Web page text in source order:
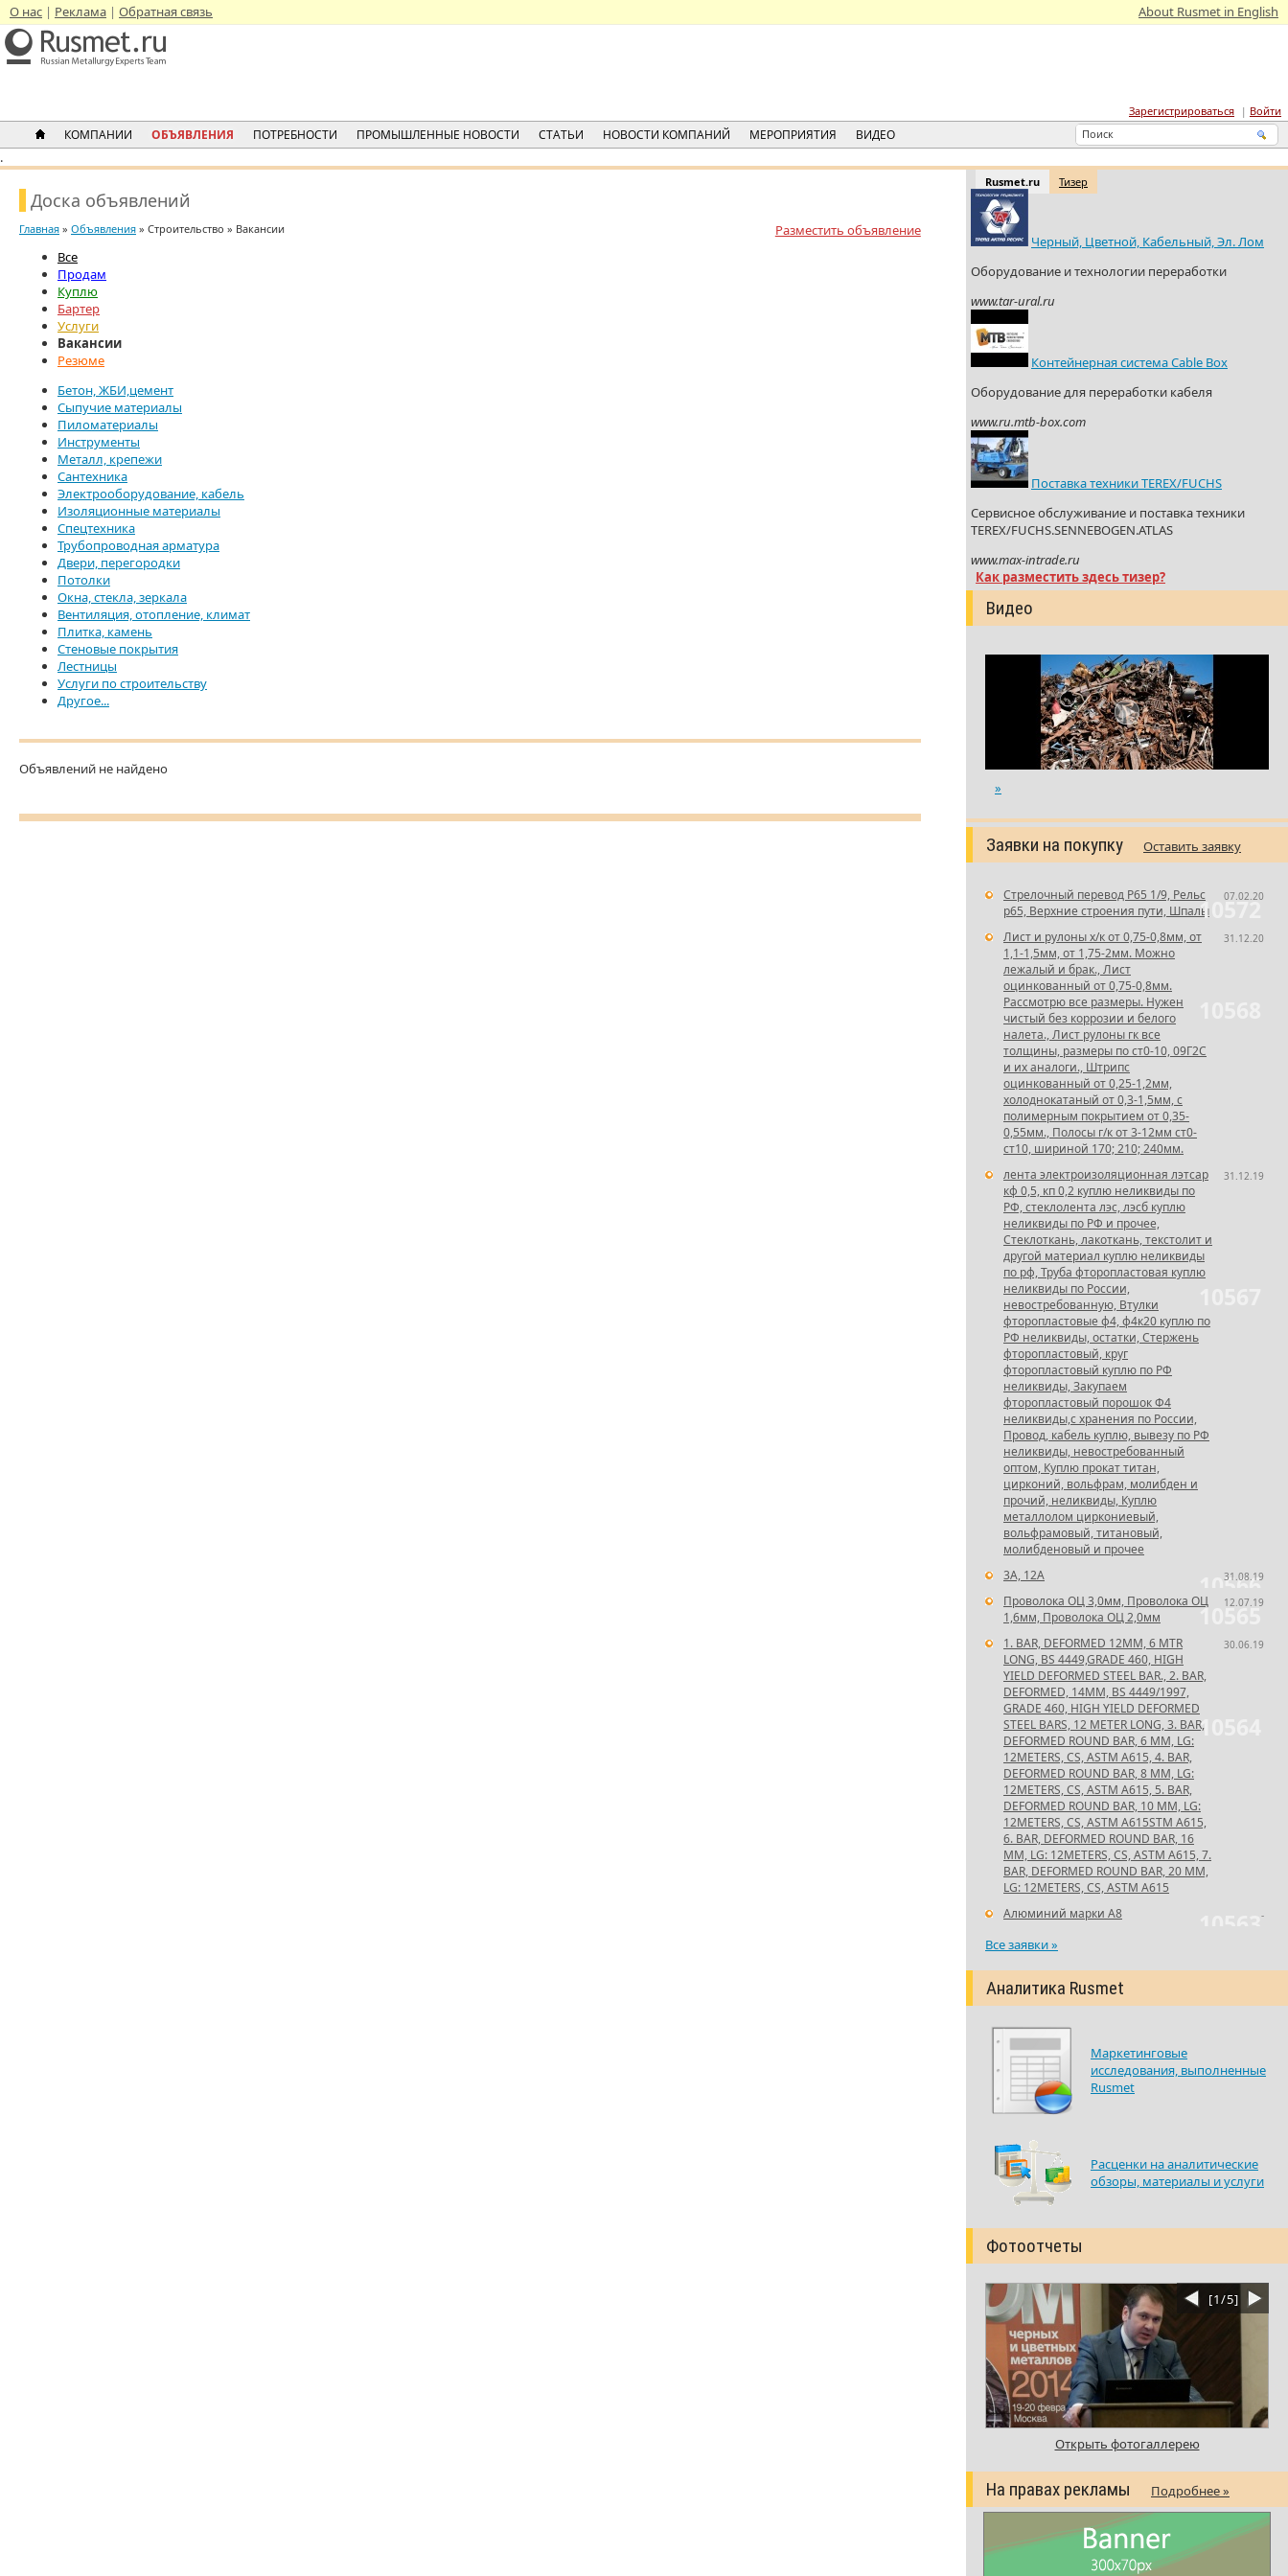
О нас Реклама Обратная связь About Rusmet in English
Зарегистрироваться Войти
КОМПАНИИ ОБЪЯВЛЕНИЯ ПОТРЕБНОСТИ ПРОМЫШЛЕННЫЕ НОВОСТИ СТАТЬИ НОВОСТИ КОМПАНИЙ МЕРОПРИЯТИЯ ВИДЕО
.
Rusmet.ru Тизер
Черный, Цветной, Кабельный, Эл. Лом
Оборудование и технологии переработки
www.tar-ural.ru
Контейнерная система Cable Box
Оборудование для переработки кабеля
www.ru.mtb-box.com
Поставка техники TEREX/FUCHS
Сервисное обслуживание и поставка техники
TEREX/FUCHS.SENNEBOGEN.ATLAS
www.max-intrade.ru
Как разместить здесь тизер?
Видео
»
Заявки на покупку Оставить заявку
10572
07.02.20
Стрелочный перевод Р65 1/9, Рельс
р65, Верхние строения пути, Шпалы
31.12.20
Лист и рулоны х/к от 0,75-0,8мм, от
1,1-1,5мм, от 1,75-2мм. Можно
лежалый и брак., Лист
оцинкованный от 0,75-0,8мм.
Рассмотрю все размеры. Нужен
чистый без коррозии и белого
налета., Лист рулоны гк все
толщины, размеры по ст0-10, 09Г2С
и их аналоги., Штрипс
оцинкованный от 0,25-1,2мм,
холоднокатаный от 0,3-1,5мм, с
полимерным покрытием от 0,35-
0,55мм., Полосы г/к от 3-12мм ст0-
ст10, шириной 170; 210; 240мм.
31.12.19
лента электроизоляционная лэтсар
кф 0,5, кп 0,2 куплю неликвиды по
РФ, стеклолента лэс, лэсб куплю
неликвиды по РФ и прочее,
Стеклоткань, лакоткань, текстолит и
другой материал куплю неликвиды
по рф, Труба фторопластовая куплю
неликвиды по России,
невостребованную, Втулки
фторопластовые ф4, ф4к20 куплю по
РФ неликвиды, остатки, Стержень
фторопластовый, круг
фторопластовый куплю по РФ
неликвиды, Закупаем
фторопластовый порошок Ф4
неликвиды,с хранения по России,
Провод, кабель куплю, вывезу по РФ
неликвиды, невостребованный
оптом, Куплю прокат титан,
цирконий, вольфрам, молибден и
прочий, неликвиды, Куплю
металлолом циркониевый,
вольфрамовый, титановый,
молибденовый и прочее
10566
31.08.19
3А, 12А
10565
12.07.19
Проволока ОЦ 3,0мм, Проволока ОЦ
1,6мм, Проволока ОЦ 2,0мм
10564
30.06.19
1. BAR, DEFORMED 12MM, 6 MTR
LONG, BS 4449,GRADE 460, HIGH
YIELD DEFORMED STEEL BAR., 2. BAR,
DEFORMED, 14MM, BS 4449/1997,
GRADE 460, HIGH YIELD DEFORMED
STEEL BARS, 12 METER LONG, 3. BAR,
DEFORMED ROUND BAR, 6 MM, LG:
12METERS, CS, ASTM A615, 4. BAR,
DEFORMED ROUND BAR, 8 MM, LG:
12METERS, CS, ASTM A615, 5. BAR,
DEFORMED ROUND BAR, 10 MM, LG:
12METERS, CS, ASTM A615STM A615,
6. BAR, DEFORMED ROUND BAR, 16
MM, LG: 12METERS, CS, ASTM A615, 7.
BAR, DEFORMED ROUND BAR, 20 MM,
LG: 12METERS, CS, ASTM A615
-
Алюминий марки А8
Все заявки »
Аналитика Rusmet
Маркетинговые
исследования, выполненные
Rusmet
Расценки на аналитические
обзоры, материалы и услуги
Фотоотчеты
Открыть фотогаллерею
[1/5]
На правах рекламы Подробнее »
Доска объявлений
Разместить объявление
Главная » Объявления » Строительство » Вакансии
Все
Продам
Куплю
Бартер
Услуги
Вакансии
Резюме
Бетон, ЖБИ,цемент
Сыпучие материалы
Пиломатериалы
Инструменты
Металл, крепежи
Сантехника
Электрооборудование, кабель
Изоляционные материалы
Спецтехника
Трубопроводная арматура
Двери, перегородки
Потолки
Окна, стекла, зеркала
Вентиляция, отопление, климат
Плитка, камень
Стеновые покрытия
Лестницы
Услуги по строительству
Другое...
Объявлений не найдено